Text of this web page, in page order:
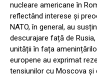
nucleare americane în
reflectând interese și
NATO, în general, au
descurajare față de
unității în fața
europene au exprimat
tensiunilor cu Moscova și